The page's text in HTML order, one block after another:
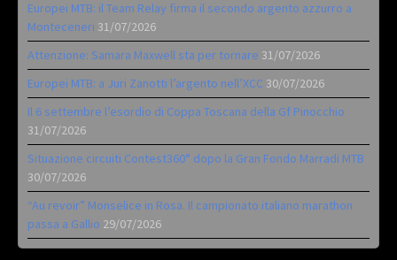
Europei MTB: il Team Relay firma il secondo argento azzurro a
Monteceneri 31/07/2026
Attenzione: Samara Maxwell sta per tornare 31/07/2026
Europei MTB: a Juri Zanotti l’argento nell’XCC 30/07/2026
Il 6 settembre l’esordio di Coppa Toscana della Gf Pinocchio
31/07/2026
Situazione circuiti Contest360° dopo la Gran Fondo Marradi MTB
30/07/2026
“Au revoir” Monselice in Rosa. Il campionato italiano marathon
passa a Gallio 29/07/2026